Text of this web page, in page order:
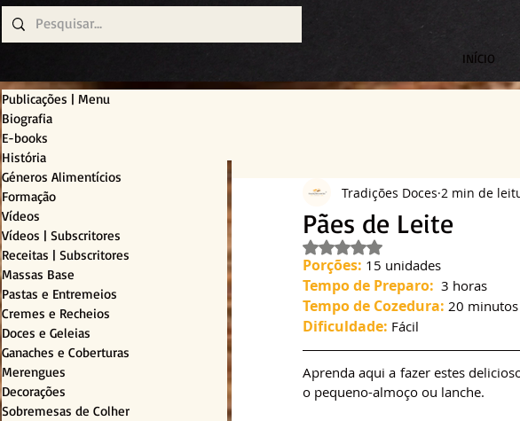
INÍCIO
Publicações | Menu
Biografia
E-books
História
Géneros Alimentícios
Formação
Vídeos
Vídeos | Subscritores
Receitas | Subscritores
Massas Base
Pastas e Entremeios
Cremes e Recheios
Doces e Geleias
Ganaches e Coberturas
Merengues
Decorações
Sobremesas de Colher
Pães de Leite
Tradições Doces 2 min de
Avaliado com NaN de 5 estrelas.
Porções: 15 unidades
Tempo de Preparo: 3 horas
Tempo de Cozedura: 20 minutos
Dificuldade: Fácil
Aprenda aqui a fazer estes
o pequeno-almoço ou lanche.